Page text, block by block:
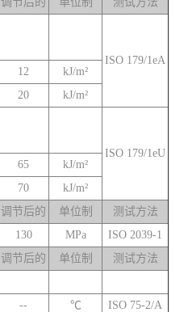
ISO 179/1eA
12
kJ/m²
20
kJ/m²
ISO 179/1eU
65
kJ/m²
70
kJ/m²
调节后的 单位制
测试方法
130 MPa
ISO 2039-1
调节后的 单位制
测试方法
-- ℃
ISO 75-2/A